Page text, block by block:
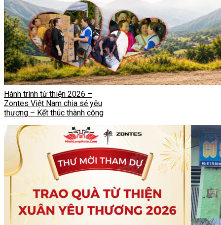
Hành trình từ thiện 2026 –
Zontes Việt Nam chia sẻ yêu
thương – Kết thúc thành công